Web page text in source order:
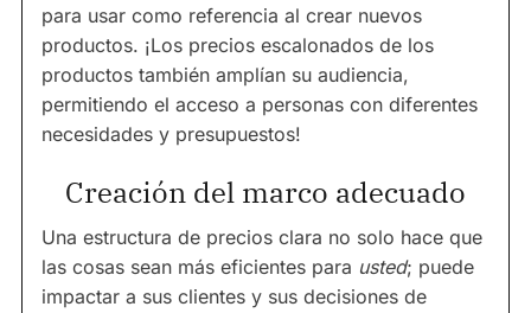
para usar como referencia al crear nuevos
productos. ¡Los precios escalonados de los
productos también amplían su audiencia,
permitiendo el acceso a personas con diferentes
necesidades y presupuestos!
Creación del marco adecuado
Una estructura de precios clara no solo hace que
las cosas sean más eficientes para usted; puede
impactar a sus clientes y sus decisiones de